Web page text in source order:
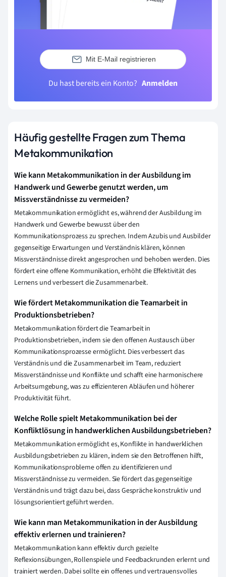
Mit E-Mail registrieren
Du hast bereits ein Konto? Anmelden
Häufig gestellte Fragen zum Thema
Metakommunikation
Wie kann Metakommunikation in der Ausbildung im
Handwerk und Gewerbe genutzt werden, um
Missverständnisse zu vermeiden?
Metakommunikation ermöglicht es, während der Ausbildung im
Handwerk und Gewerbe bewusst über den
Kommunikationsprozess zu sprechen. Indem Azubis und Ausbilder
gegenseitige Erwartungen und Verständnis klären, können
Missverständnisse direkt angesprochen und behoben werden. Dies
fördert eine offene Kommunikation, erhöht die Effektivität des
Lernens und verbessert die Zusammenarbeit.
Wie fördert Metakommunikation die Teamarbeit in
Produktionsbetrieben?
Metakommunikation fördert die Teamarbeit in
Produktionsbetrieben, indem sie den offenen Austausch über
Kommunikationsprozesse ermöglicht. Dies verbessert das
Verständnis und die Zusammenarbeit im Team, reduziert
Missverständnisse und Konflikte und schafft eine harmonischere
Arbeitsumgebung, was zu effizienteren Abläufen und höherer
Produktivität führt.
Welche Rolle spielt Metakommunikation bei der
Konfliktlösung in handwerklichen Ausbildungsbetrieben?
Metakommunikation ermöglicht es, Konflikte in handwerklichen
Ausbildungsbetrieben zu klären, indem sie den Betroffenen hilft,
Kommunikationsprobleme offen zu identifizieren und
Missverständnisse zu vermeiden. Sie fördert das gegenseitige
Verständnis und trägt dazu bei, dass Gespräche konstruktiv und
lösungsorientiert geführt werden.
Wie kann man Metakommunikation in der Ausbildung
effektiv erlernen und trainieren?
Metakommunikation kann effektiv durch gezielte
Reflexionsübungen, Rollenspiele und Feedbackrunden erlernt und
trainiert werden. Dabei sollte ein offenes und vertrauensvolles